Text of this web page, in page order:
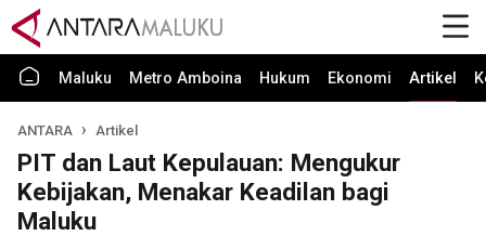
Maluku Metro Amboina Hukum Ekonomi Artikel
ANTARA Artikel
PIT dan Laut Kepulauan: Mengukur
Kebijakan, Menakar Keadilan bagi
Maluku